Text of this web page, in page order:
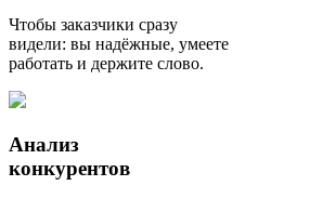
Чтобы заказчики сразу
видели: вы надёжные, умеете
работать и держите слово.
Анализ
конкурентов